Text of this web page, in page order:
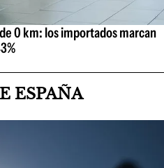
0 km: los importados marcan
ESPAÑA